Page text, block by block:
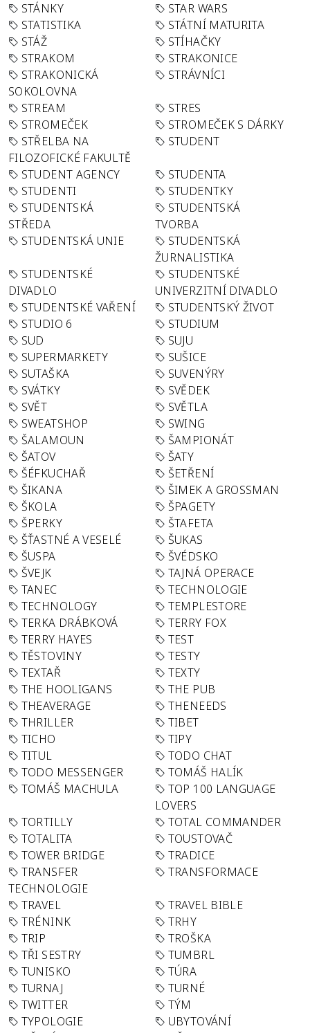
STÁNKY
STAR WARS
STATISTIKA
STÁTNÍ MATURITA
STÁŽ
STÍHAČKY
STRAKOM
STRAKONICE
STRAKONICKÁ
SOKOLOVNA
STRÁVNÍCI
STREAM
STRES
STROMEČEK
STROMEČEK S DÁRKY
STŘELBA NA
FILOZOFICKÉ FAKULTĚ
STUDENT
STUDENT AGENCY
STUDENTA
STUDENTI
STUDENTKY
STUDENTSKÁ
STŘEDA
STUDENTSKÁ
TVORBA
STUDENTSKÁ UNIE
STUDENTSKÁ
ŽURNALISTIKA
STUDENTSKÉ
DIVADLO
STUDENTSKÉ
UNIVERZITNÍ DIVADLO
STUDENTSKÉ VAŘENÍ
STUDENTSKÝ ŽIVOT
STUDIO 6
STUDIUM
SUD
SUJU
SUPERMARKETY
SUŠICE
SUTAŠKA
SUVENÝRY
SVÁTKY
SVĚDEK
SVĚT
SVĚTLA
SWEATSHOP
SWING
ŠALAMOUN
ŠAMPIONÁT
ŠATOV
ŠATY
ŠÉFKUCHAŘ
ŠETŘENÍ
ŠIKANA
ŠIMEK A GROSSMAN
ŠKOLA
ŠPAGETY
ŠPERKY
ŠTAFETA
ŠŤASTNÉ A VESELÉ
ŠUKAS
ŠUSPA
ŠVÉDSKO
ŠVEJK
TAJNÁ OPERACE
TANEC
TECHNOLOGIE
TECHNOLOGY
TEMPLESTORE
TERKA DRÁBKOVÁ
TERRY FOX
TERRY HAYES
TEST
TĚSTOVINY
TESTY
TEXTAŘ
TEXTY
THE HOOLIGANS
THE PUB
THEAVERAGE
THENEEDS
THRILLER
TIBET
TICHO
TIPY
TITUL
TODO CHAT
TODO MESSENGER
TOMÁŠ HALÍK
TOMÁŠ MACHULA
TOP 100 LANGUAGE
LOVERS
TORTILLY
TOTAL COMMANDER
TOTALITA
TOUSTOVAČ
TOWER BRIDGE
TRADICE
TRANSFER
TECHNOLOGIE
TRANSFORMACE
TRAVEL
TRAVEL BIBLE
TRÉNINK
TRHY
TRIP
TROŠKA
TŘI SESTRY
TUMBRL
TUNISKO
TÚRA
TURNAJ
TURNÉ
TWITTER
TÝM
TYPOLOGIE
UBYTOVÁNÍ